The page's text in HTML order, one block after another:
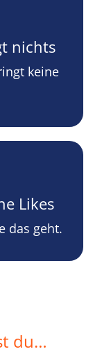
nichts
keine
Likes
das geht.
du…